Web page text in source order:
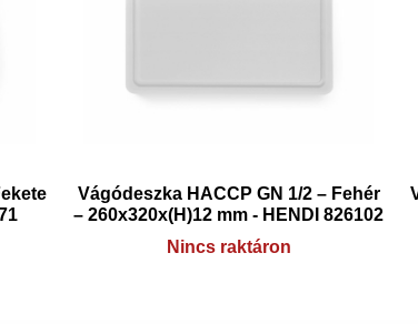
Vágódeszka HACCP GN 1/2 – Fehér
– 260x320x(H)12 mm - HENDI 826102
Nincs raktáron